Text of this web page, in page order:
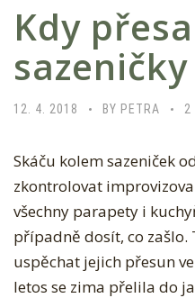
Kdy
sazeničky
12. 4. 2018 BY PETRA 2
Skáču kolem sazeniček
zkontrolovat
všechny parapety i
případně dosít, co zašlo.
uspěchat jejich přesun
letos se zima přelila do